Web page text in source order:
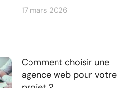
17 mars 2026
Comment choisir une
agence web pour votre